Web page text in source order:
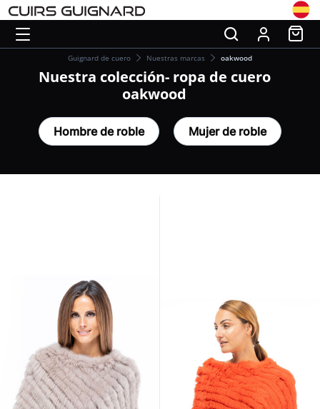
Guignard de cuero Nuestras marcas oakwood
Nuestra colección- ropa de cuero
oakwood
Hombre de roble Mujer de roble